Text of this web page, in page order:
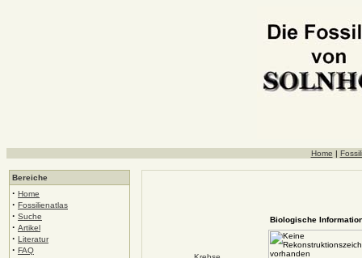
Home |
Bereiche
· Home
· Fossilienatlas
· Suche
· Artikel
· Literatur
· FAQ
Biologische